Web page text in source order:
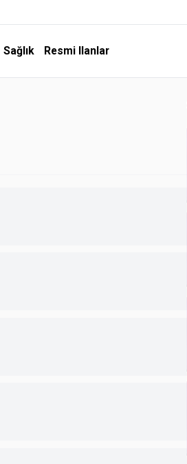
Sağlık Resmi Ilanlar